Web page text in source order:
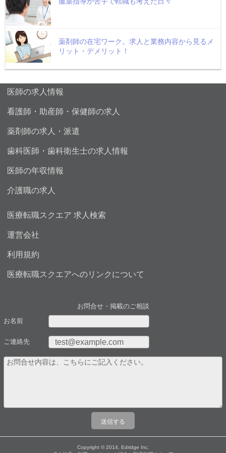
薬剤師の在宅ワーク。求人と業務内容から見るメ
リット・デメリット！
医師の求人情報
看護師・助産師・保健師の求人
薬剤師の求人・派遣
歯科医師・歯科衛生士の求人情報
医師の年収情報
介護職の求人
医療転職スクエア 求人検索
運営会社
利用規約
医療転職スクエアへのリンクについて
お問合せ・掲載のご相談
お名前
ご連絡先
Copyright © 2014, Edridge Inc.